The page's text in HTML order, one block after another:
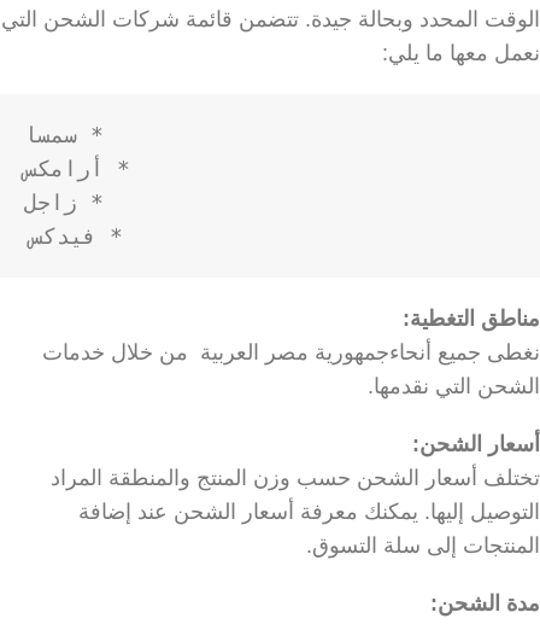
الوقت المحدد وبحالة جيدة. تتضمن قائمة شركات الشحن التي
نعمل معها ما يلي:
* فيدكس
مناطق التغطية:
نغطى جميع أنحاءجمهورية مصر العربية من خلال خدمات
الشحن التي نقدمها.
أسعار الشحن:
تختلف أسعار الشحن حسب وزن المنتج والمنطقة المراد
التوصيل إليها. يمكنك معرفة أسعار الشحن عند إضافة
المنتجات إلى سلة التسوق.
مدة الشحن: